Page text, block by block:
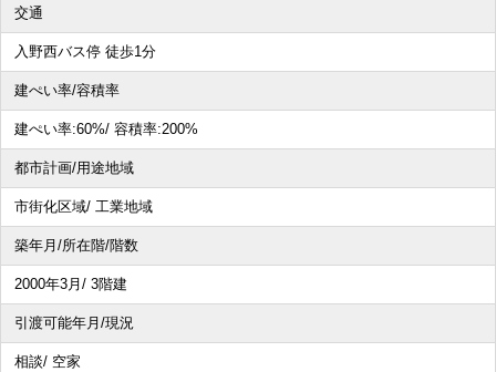
その他、こだわり条件で探す
交通
入野西バス停 徒歩1分
建ぺい率/容積率
建ぺい率:60%/ 容積率:200%
都市計画/用途地域
市街化区域/ 工業地域
築年月/所在階/階数
2000年3月/ 3階建
引渡可能年月/現況
相談/ 空家